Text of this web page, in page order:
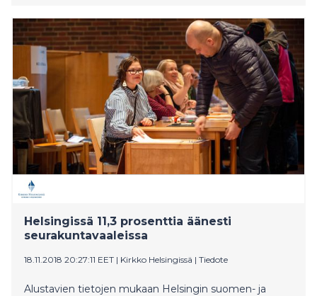
Helsingissä 11,3 prosenttia äänesti
seurakuntavaaleissa
18.11.2018 20:27:11 EET | Kirkko Helsingissä | Tiedote
Alustavien tietojen mukaan Helsingin suomen- ja